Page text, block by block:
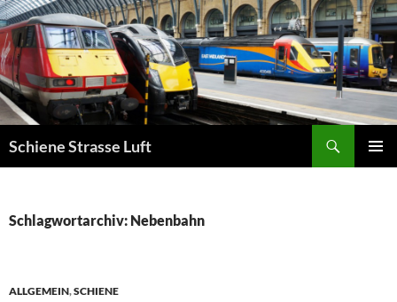
Zum
Inhalt
springen
Schiene Strasse Luft
Schlagwortarchiv: Nebenbahn
ALLGEMEIN,SCHIENE